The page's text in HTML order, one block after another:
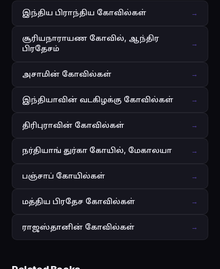
இந்திய பிராந்திய கோவில்கள் →
சூரியநாராயண கோவில், ஆந்திர
பிரதேசம்
→
அசாமின் கோவில்கள் →
இந்தியாவின் வடகிழக்கு கோவில்கள் →
திரிபுராவின் கோவில்கள் →
நர்தியாங் துர்கா கோயில், மேகாலயா →
பஞ்சாப் கோயில்கள் →
மத்திய பிரதேச கோவில்கள் →
ராஜஸ்தானின் கோவில்கள் →